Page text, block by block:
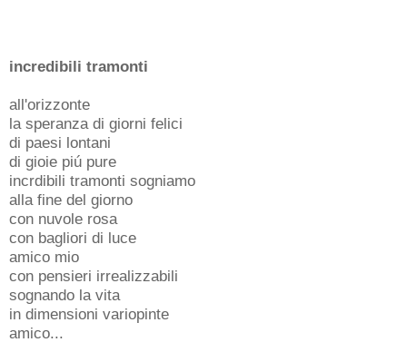
incredibili tramonti
all'orizzonte
la speranza di giorni felici
di paesi lontani
di gioie piú pure
incrdibili tramonti sogniamo
alla fine del giorno
con nuvole rosa
con bagliori di luce
amico mio
con pensieri irrealizzabili
sognando la vita
in dimensioni variopinte
amico...